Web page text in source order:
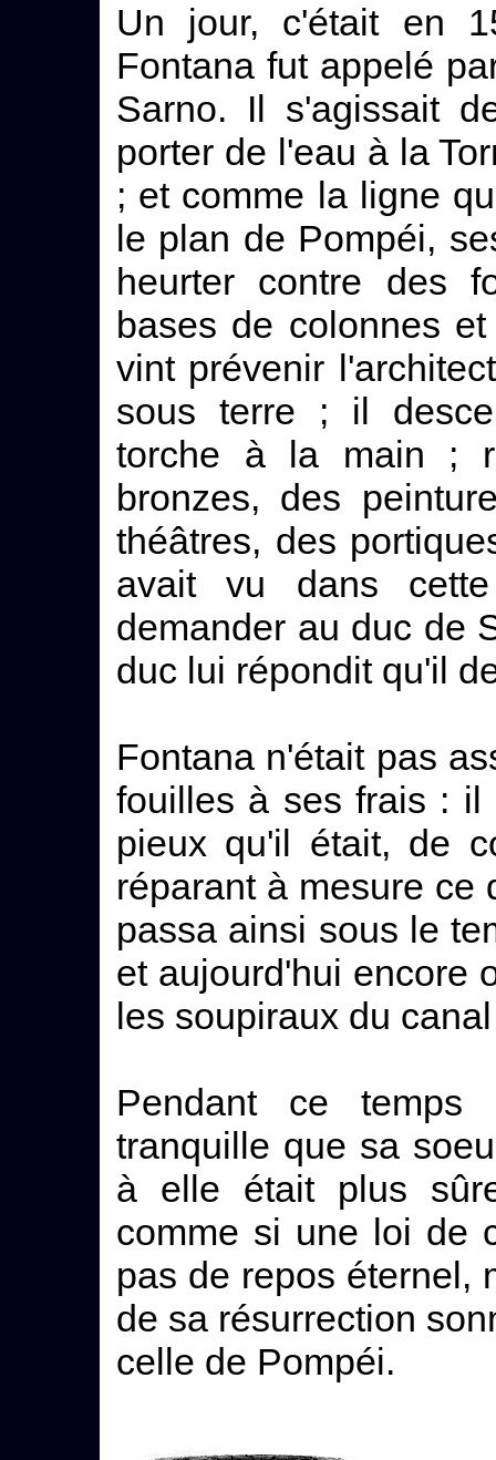
Un jour, c'était en
Fontana fut appelé
Sarno. Il s'agissait
porter de l'eau à la
; et comme la ligne
le plan de Pompéi,
heurter contre des
bases de colonnes
vint prévenir
sous terre ; il
torche à la main ;
bronzes, des
théâtres, des
avait vu dans
demander au duc de
duc lui répondit qu'il
Fontana n'était pas
fouilles à ses frais : il
pieux qu'il était, de
réparant à mesure ce
passa ainsi sous le
et aujourd'hui encore
les soupiraux du
Pendant ce temps
tranquille que sa
à elle était plus
comme si une loi de
pas de repos éternel,
de sa résurrection
celle de Pompéi.